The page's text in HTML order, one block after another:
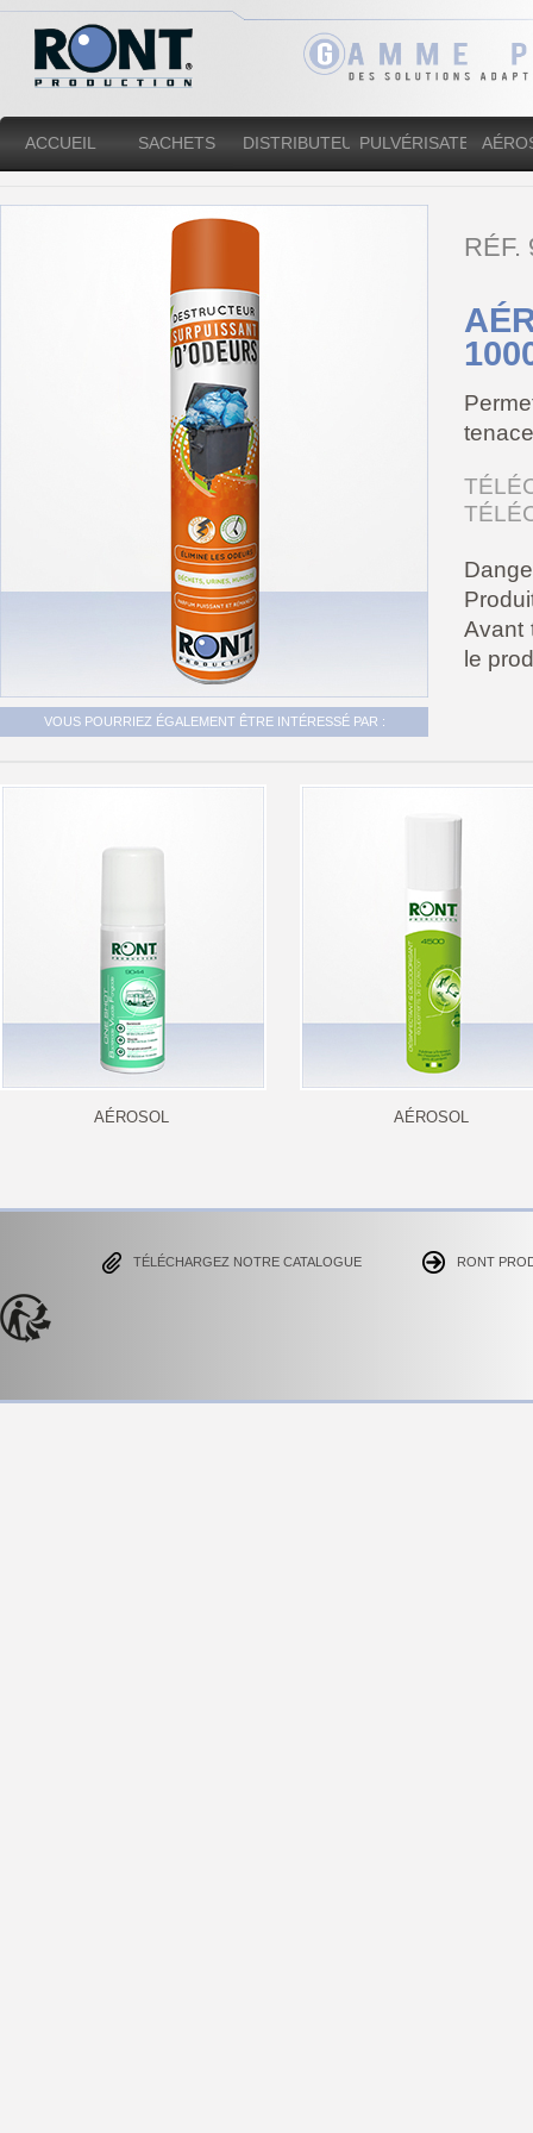
ACCUEIL SACHETS DISTRIBUTEURSPULVÉRISATEURS
VOUS POURRIEZ ÉGALEMENT ÊTRE INTÉRESSÉ PAR :
RÉF.
Avant
le
AÉROSOL AÉROSOL
TÉLÉCHARGEZ NOTRE CATALOGUE RONT